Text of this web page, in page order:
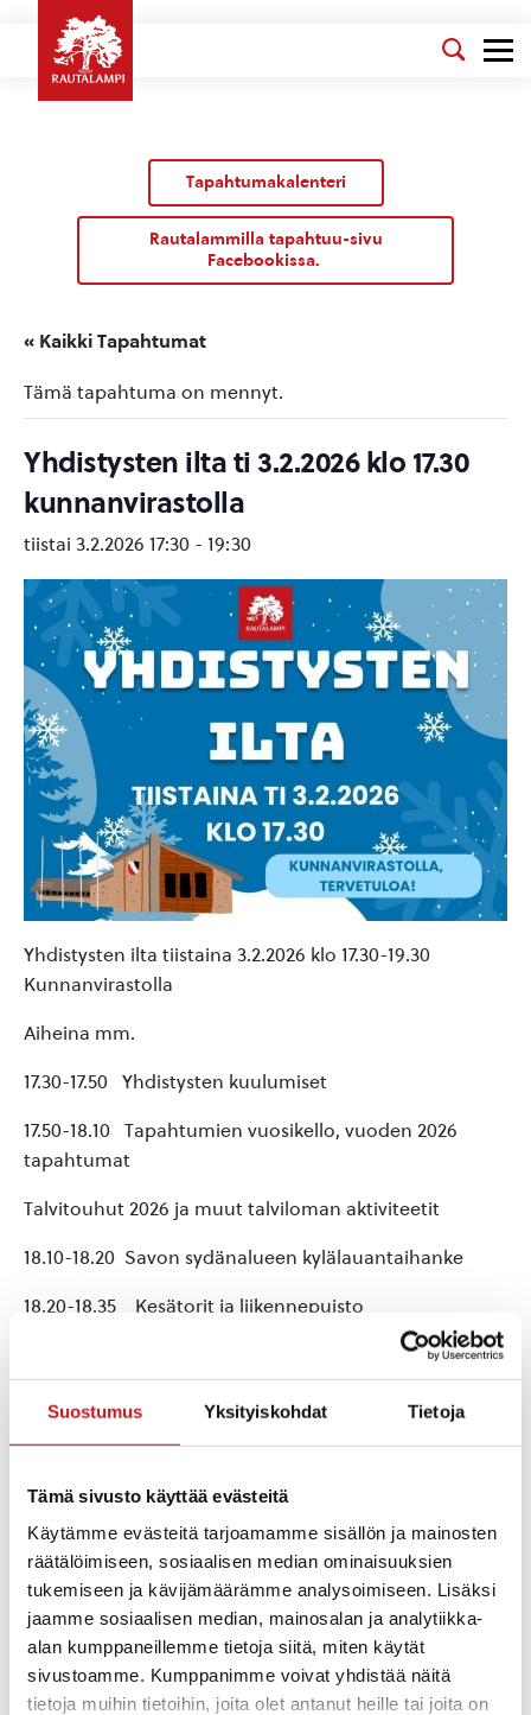
Suostumus Yksityiskohdat Tietoja
Tämä sivusto käyttää evästeitä
Käytämme evästeitä tarjoamamme sisällön ja mainosten
räätälöimiseen, sosiaalisen median ominaisuuksien
tukemiseen ja kävijämäärämme analysoimiseen. Lisäksi
jaamme sosiaalisen median, mainosalan ja analytiikka-
alan kumppaneillemme tietoja siitä, miten käytät
sivustoamme. Kumppanimme voivat yhdistää näitä
tietoja muihin tietoihin, joita olet antanut heille tai joita on
Tapahtumakalenteri
Rautalammilla tapahtuu-sivu
Facebookissa.
« Kaikki Tapahtumat
Tämä tapahtuma on mennyt.
Yhdistysten ilta ti 3.2.2026 klo 17.30
kunnanvirastolla
tiistai 3.2.2026 17:30 - 19:30
Yhdistysten ilta tiistaina 3.2.2026 klo 17.30-19.30
Kunnanvirastolla
Aiheina mm.
17.30-17.50 Yhdistysten kuulumiset
17.50-18.10 Tapahtumien vuosikello, vuoden 2026
tapahtumat
Talvitouhut 2026 ja muut talviloman aktiviteetit
18.10-18.20 Savon sydänalueen kylälauantaihanke
18.20-18.35 Kesätorit ja liikennepuisto
18.35-18.50 Kulttuuri- ja vapaa-aika-avustukset
18.50-19.15 Kulttuurikasvatussuunnitelma, millaista
Rautalampi, Kotiseutuarkisto
Lisää kalenteriin